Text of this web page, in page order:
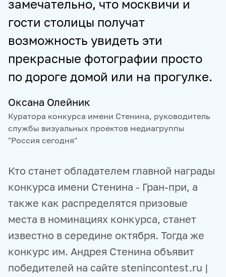
замечательно, что москвичи и
гости столицы получат
возможность увидеть эти
прекрасные фотографии просто
по дороге домой или на прогулке.
Оксана Олейник
Куратора конкурса имени Стенина, руководитель
службы визуальных проектов медиагруппы
"Россия сегодня"
Кто станет обладателем главной награды
конкурса имени Стенина - Гран-при, а
также как распределятся призовые
места в номинациях конкурса, станет
известно в середине октября. Тогда же
конкурс им. Андрея Стенина объявит
победителей на сайте stenincontest.ru |